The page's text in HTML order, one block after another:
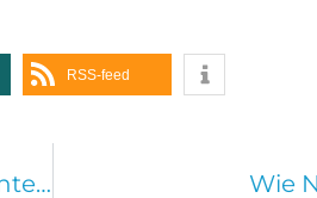
RSS-feed
Innovationsmanagement: Dein Wegweiser für Unternehmenswachstum Wie